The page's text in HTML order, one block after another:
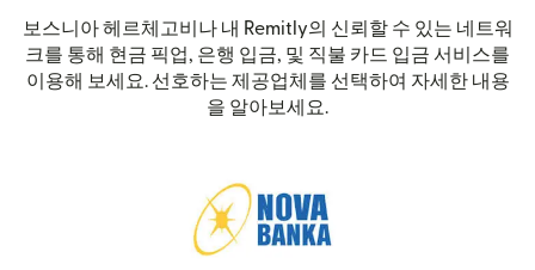
보스니아 헤르체고비나 내 Remitly의 신뢰할 수 있는 네트워
크를 통해 현금 픽업, 은행 입금, 및 직불 카드 입금 서비스를
이용해 보세요. 선호하는 제공업체를 선택하여 자세한 내용
을 알아보세요.